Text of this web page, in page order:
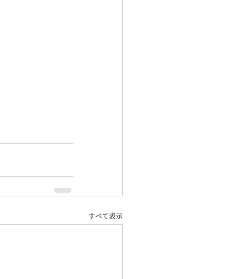
すべて表示